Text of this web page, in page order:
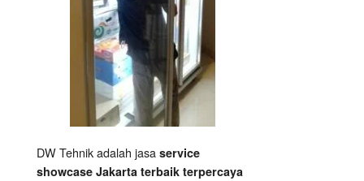
DW Tehnik adalah jasa service
showcase Jakarta terbaik terpercaya